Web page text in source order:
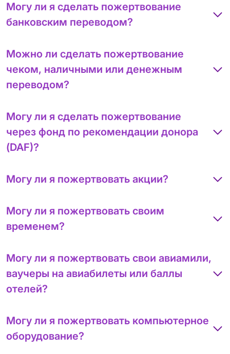
Могу ли я сделать пожертвование
банковским переводом?
Можно ли сделать пожертвование
чеком, наличными или денежным
переводом?
Могу ли я сделать пожертвование
через фонд по рекомендации донора
(DAF)?
Могу ли я пожертвовать акции?
Могу ли я пожертвовать своим
временем?
Могу ли я пожертвовать свои авиамили,
ваучеры на авиабилеты или баллы
отелей?
Могу ли я пожертвовать компьютерное
оборудование?